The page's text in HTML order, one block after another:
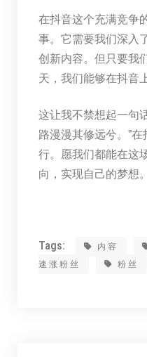
在抖音这个充满竞争
事。它需要我们深入
创新内容。但只要我
天，我们能够在抖音
这让我不禁想起一句
路漫漫其修远兮。”
行。愿我们都能在这
向，实现自己的梦想。
Tags: 内容
速涨粉丝
粉丝